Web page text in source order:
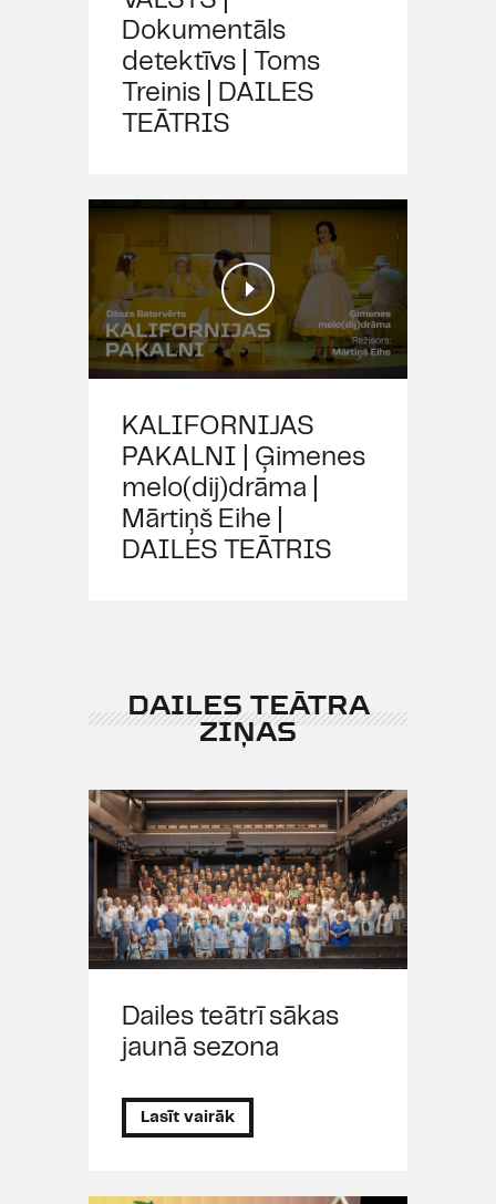
Dokumentāls
detektīvs | Toms
Treinis | DAILES
TEĀTRIS
KALIFORNIJAS
PAKALNI | Ģimenes
melo(dij)drāma |
Mārtiņš Eihe |
DAILES TEĀTRIS
DAILES TEĀTRA
ZIŅAS
Dailes teātrī sākas
jaunā sezona
Lasīt vairāk